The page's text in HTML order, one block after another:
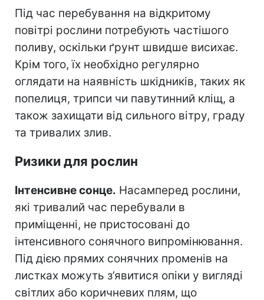
Під час перебування на відкритому
повітрі рослини потребують частішого
поливу, оскільки ґрунт швидше висихає.
Крім того, їх необхідно регулярно
оглядати на наявність шкідників, таких як
попелиця, трипси чи павутинний кліщ, а
також захищати від сильного вітру, граду
та тривалих злив.
Ризики для рослин
Інтенсивне сонце. Насамперед рослини,
які тривалий час перебували в
приміщенні, не пристосовані до
інтенсивного сонячного випромінювання.
Під дією прямих сонячних променів на
листках можуть з’явитися опіки у вигляді
світлих або коричневих плям, що